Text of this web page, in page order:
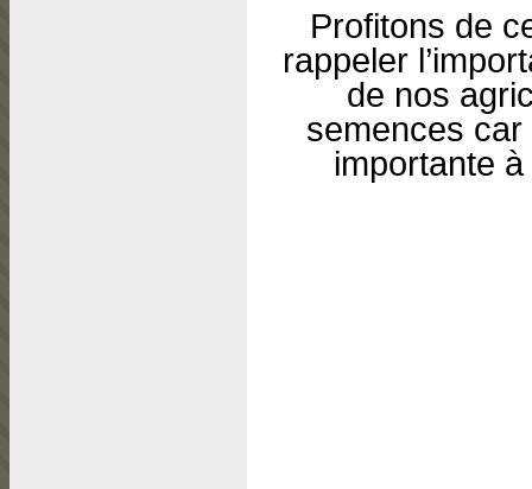
Profitons de
rappeler
de nos
semences car
importante